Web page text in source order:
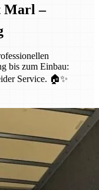
Marl –
bis zum Einbau:
Service. 🏠✨